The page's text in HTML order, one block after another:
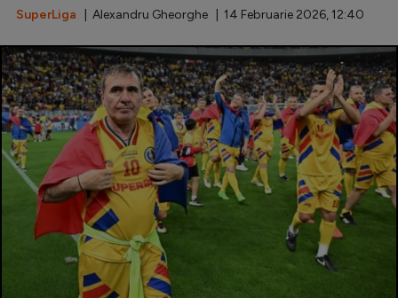
SuperLiga | Alexandru Gheorghe | 14 Februarie 2026, 12:40